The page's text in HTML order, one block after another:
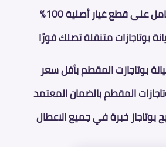
على قطع غيار أصلية 100%
بوتاجازات متنقلة تصلك فورًا
بوتاجازت المقطم بأقل سعر
المقطم بالضمان المعتمد
بوتاجاز خبرة في جميع الاعطال